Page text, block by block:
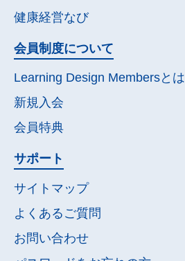
健康経営なび
会員制度について
Learning Design Membersとは
新規入会
会員特典
サポート
サイトマップ
よくあるご質問
お問い合わせ